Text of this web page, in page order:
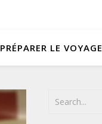
PRÉPARER LE VOYAGE